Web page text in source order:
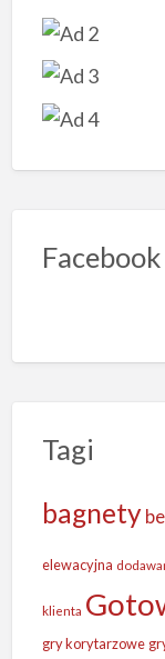
Facebook
Tagi
bagnety
elewacyjna
klienta
gry korytarzowe